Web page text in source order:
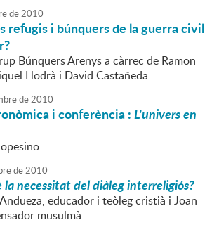
de2010
refugis i búnquers de la guerra civil
Búnquers Arenys a càrrec de Ramon
Llodrà i David Castañeda
de2010
i conferència :L'univers en
de2010
la necessitat del diàleg interreligiós?
educador i teòleg cristià i Joan
musulmà